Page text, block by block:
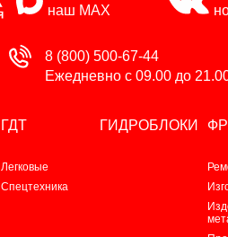
наш MAX
8 (800) 500-67-44
Ежедневно с 09.00 до
ГДТ
Легковые
Спецтехника
ГИДРОБЛОКИ